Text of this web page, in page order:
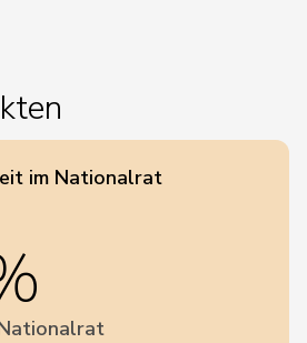
im Nationalrat